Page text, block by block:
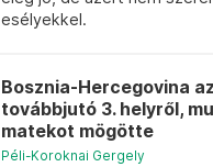
esélyekkel.
Bosznia-Hercegovina
továbbjutó 3. helyről,
matekot mögötte
Péli-Koroknai Gergely